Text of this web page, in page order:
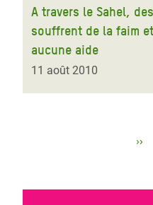
A travers le Sahel,
souffrent de la faim
aucune aide
11 août 2010
››